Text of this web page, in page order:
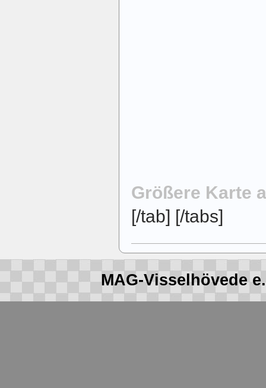
Größere Karte
[/tab] [/tabs]
MAG-Visselhövede